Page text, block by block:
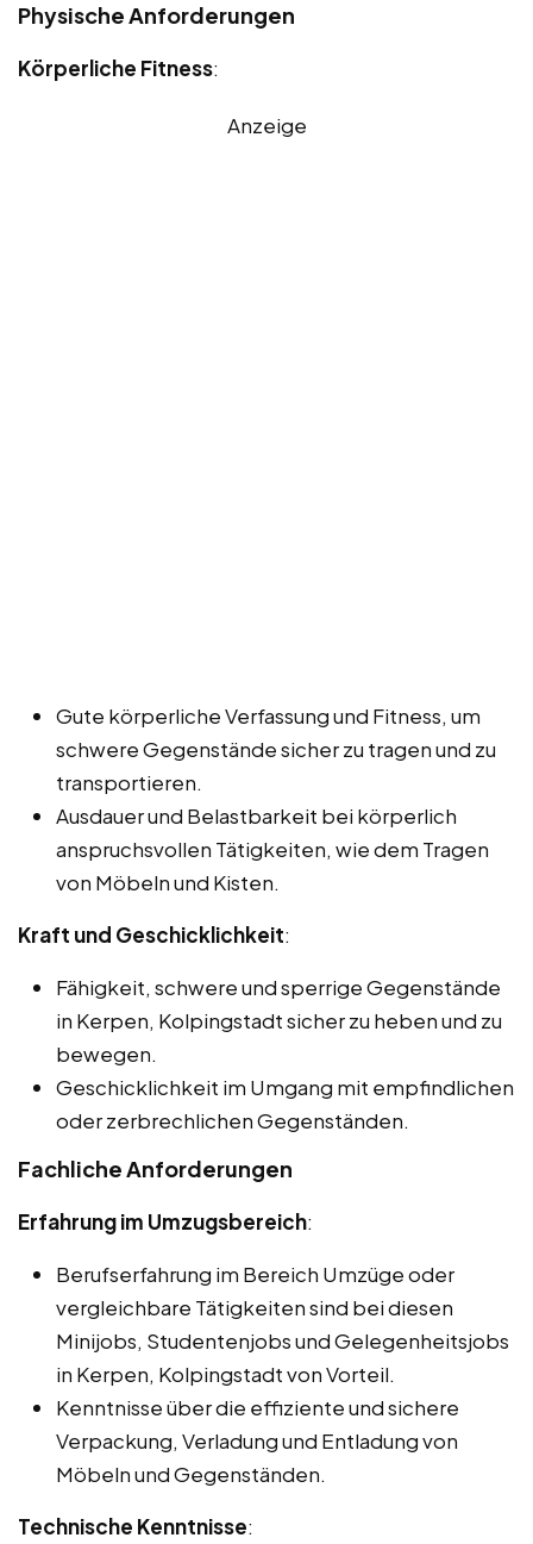
Physische Anforderungen
Körperliche Fitness:
Anzeige
Gute körperliche Verfassung und Fitness, um
schwere Gegenstände sicher zu tragen und zu
transportieren.
Ausdauer und Belastbarkeit bei körperlich
anspruchsvollen Tätigkeiten, wie dem Tragen
von Möbeln und Kisten.
Kraft und Geschicklichkeit:
Fähigkeit, schwere und sperrige Gegenstände
in Kerpen, Kolpingstadt sicher zu heben und zu
bewegen.
Geschicklichkeit im Umgang mit empfindlichen
oder zerbrechlichen Gegenständen.
Fachliche Anforderungen
Erfahrung im Umzugsbereich:
Berufserfahrung im Bereich Umzüge oder
vergleichbare Tätigkeiten sind bei diesen
Minijobs, Studentenjobs und Gelegenheitsjobs
in Kerpen, Kolpingstadt von Vorteil.
Kenntnisse über die effiziente und sichere
Verpackung, Verladung und Entladung von
Möbeln und Gegenständen.
Technische Kenntnisse: